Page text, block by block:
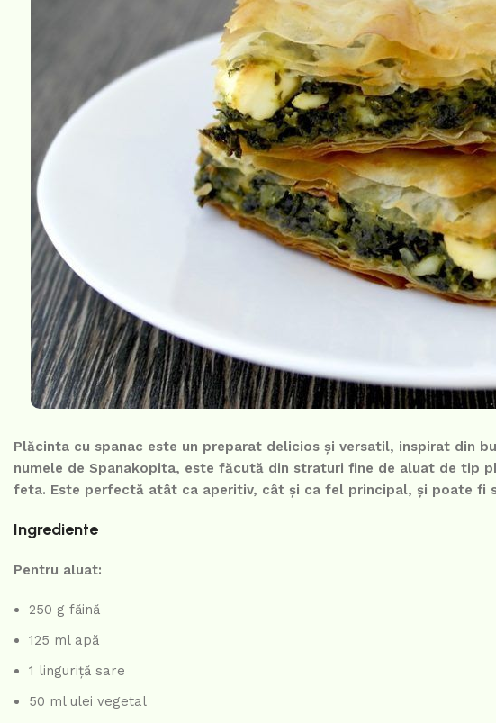
Plăcinta cu spanac este un preparat delicios și versatil, inspirat din
numele de Spanakopita, este făcută din straturi fine de aluat de tip
feta. Este perfectă atât ca aperitiv, cât și ca fel principal, și poate fi
Ingrediente
Pentru aluat:
250 g făină
125 ml apă
1 linguriță sare
50 ml ulei vegetal